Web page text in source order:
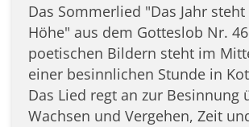
Das Sommerlied "Das Jahr
Höhe" aus dem Gotteslob Nr.
poetischen Bildern steht im
einer besinnlichen Stunde in
Das Lied regt an zur Besinnung
Wachsen und Vergehen, Zeit